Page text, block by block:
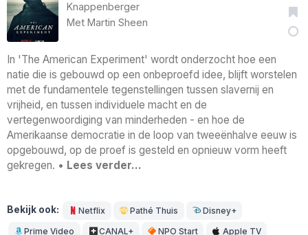
Knappenberger
Met Martin Sheen
In 'The American Experiment' wordt onderzocht hoe een
natie die is gebouwd op een onbeproefd idee, blijft worstelen
met de fundamentele tegenstellingen tussen slavernij en
vrijheid, en tussen individuele macht en de
vertegenwoordiging van minderheden - en hoe de
Amerikaanse democratie in de loop van tweeënhalve eeuw is
opgebouwd, op de proef is gesteld en opnieuw vorm heeft
gekregen. • Lees verder…
Bekijk ook: Netflix Pathé Thuis Disney+
Prime Video CANAL+ NPO Start Apple TV